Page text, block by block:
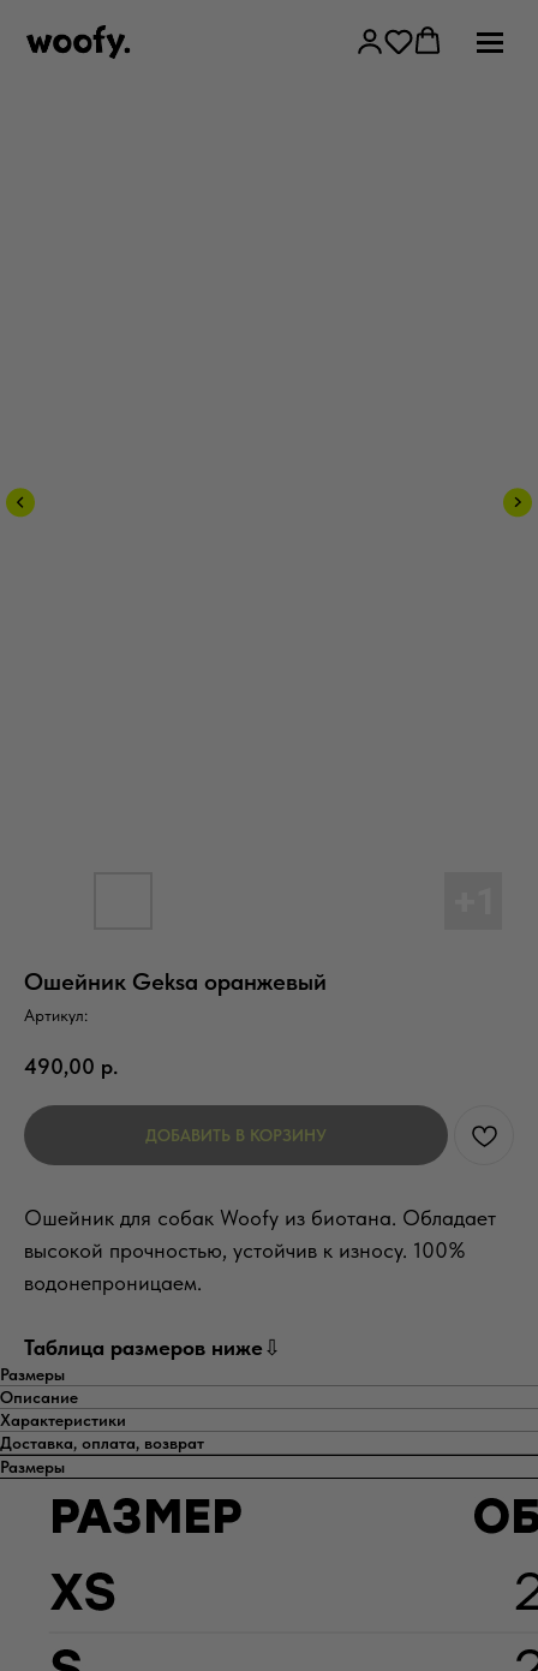
Ошейник Geksa оранжевый
Артикул:
490,00 р.
ДОБАВИТЬ В КОРЗИНУ
Ошейник для собак Woofy из биотана. Обладает
высокой прочностью, устойчив к износу. 100%
водонепроницаем.
Таблица размеров ниже⇩
Размеры
Описание
Характеристики
Доставка, оплата, возврат
Размеры